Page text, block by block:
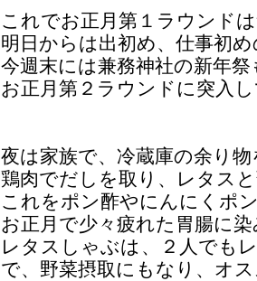
これでお正月第１ラウンド
明日からは出初め、仕事初
今週末には兼務神社の新年
お正月第２ラウンドに突入
夜は家族で、冷蔵庫の余り
鶏肉でだしを取り、レタス
これをポン酢やにんにくポ
お正月で少々疲れた胃腸に
レタスしゃぶは、２人でも
で、野菜摂取にもなり、オ